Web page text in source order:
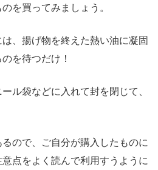
を買ってみましょう。
、揚げ物を終えた熱い油に凝固
を待つだけ！
ル袋などに入れて封を閉じて、
ので、ご自分が購入したものに
点をよく読んで利用すうように